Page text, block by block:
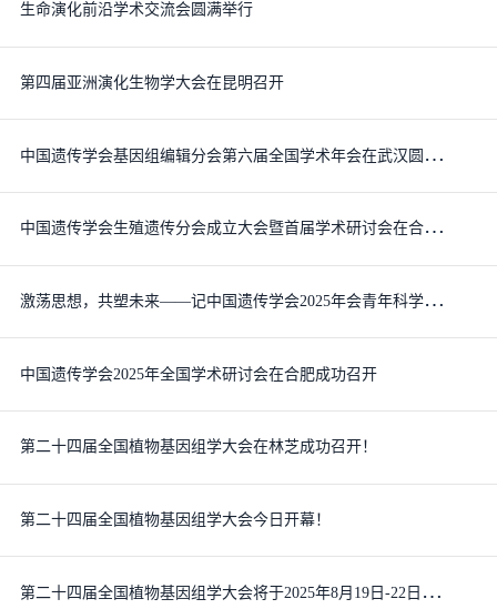
生命演化前沿学术交流会圆满举行
第四届亚洲演化生物学大会在昆明召开
中
国遗传学会基因组编辑分会第六届全国学术年会在武汉圆满举行
中
国遗传学会生殖遗传分会成立大会暨首届学术研讨会在合肥成功召开
激
荡思想，共塑未来——记中国遗传学会2025年会青年科学家论坛圆桌会议
中国遗传学会2025年全国学术研讨会在合肥成功召开
第二十四届全国植物基因组学大会在林芝成功召开！
第二十四届全国植物基因组学大会今日开幕！
第
二十四届全国植物基因组学大会将于2025年8月19日-22日在西藏林芝召开，诚邀国内同行参加！